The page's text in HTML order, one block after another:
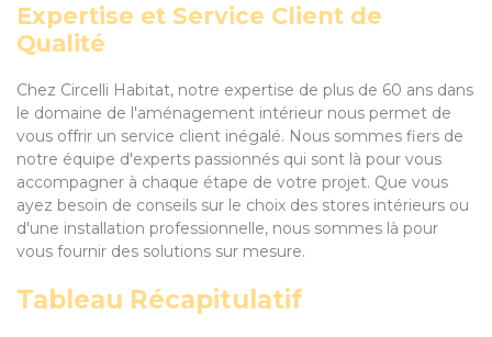
Expertise et Service Client de
Qualité
Chez Circelli Habitat, notre expertise de plus de 60 ans dans
le domaine de l'aménagement intérieur nous permet de
vous offrir un service client inégalé. Nous sommes fiers de
notre équipe d'experts passionnés qui sont là pour vous
accompagner à chaque étape de votre projet. Que vous
ayez besoin de conseils sur le choix des stores intérieurs ou
d'une installation professionnelle, nous sommes là pour
vous fournir des solutions sur mesure.
Tableau Récapitulatif